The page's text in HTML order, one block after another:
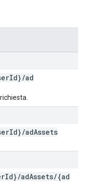
Id}/ad
Id}/adAssets
Id}/adAssets/{ad